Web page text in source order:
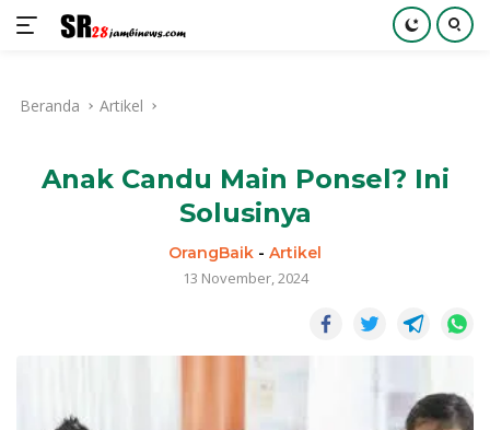
kontenBeranda Artikel
Anak Candu Main Ponsel? Ini
Solusinya
OrangBaik - Artikel
13 November, 2024